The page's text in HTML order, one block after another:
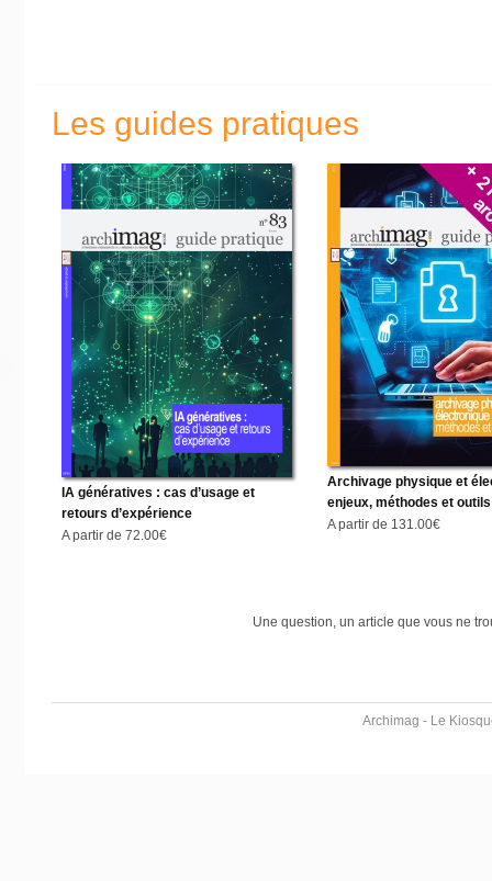
Les guides pratiques
IA génératives : cas d’usage et
retours d’expérience
A partir de72.00€
Archivage physique et
enjeux, méthodes et outils
A partir de 131.00€
Une question, un article que vous ne
Archimag - Le